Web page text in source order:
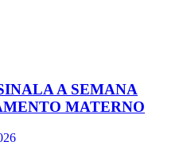
A SEMANA
MATERNO